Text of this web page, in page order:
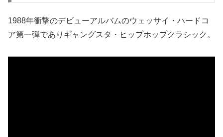
1988年衝撃のデビューアルバムのウェッサイ・ハードコ
ア第一弾でありギャングスタ・ヒップホップクラシック。